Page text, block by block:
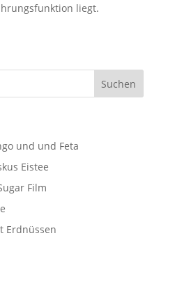
liegt.
und und Feta
Eistee
Film
Erdnüssen